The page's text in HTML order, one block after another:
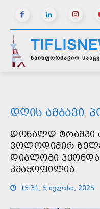
საინფორმაციო
ᲓᲦᲘᲡ ᲐᲛᲑᲐᲕᲘ
ᲓᲝᲜᲐᲚᲓ ᲢᲠᲐᲛᲞᲘ
ᲕᲝᲚᲝᲓᲘᲛᲘᲠ
ᲓᲘᲐᲚᲝᲒᲘ
ᲙᲛᲐᲧᲝᲤᲘᲚᲘᲐ
15:31, 5 ივლისი, 2025